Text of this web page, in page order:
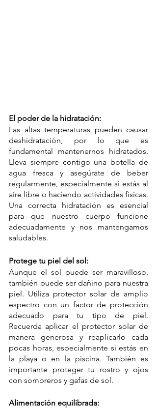
El poder de la hidratación:
Las altas temperaturas pueden causar
deshidratación, por lo que es
fundamental mantenernos hidratados.
Lleva siempre contigo una botella de
agua fresca y asegúrate de beber
regularmente, especialmente si estás al
aire libre o haciendo actividades físicas.
Una correcta hidratación es esencial
para que nuestro cuerpo funcione
adecuadamente y nos mantengamos
saludables.
Protege tu piel del sol:
Aunque el sol puede ser maravilloso,
también puede ser dañino para nuestra
piel. Utiliza protector solar de amplio
espectro con un factor de protección
adecuado para tu tipo de piel.
Recuerda aplicar el protector solar de
manera generosa y reaplicarlo cada
pocas horas, especialmente si estás en
la playa o en la piscina. También es
importante proteger tu rostro y ojos
con sombreros y gafas de sol.
Alimentación equilibrada: